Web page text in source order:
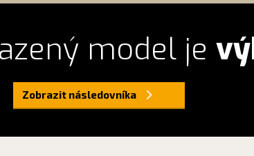
model je
Zobrazit následovníka